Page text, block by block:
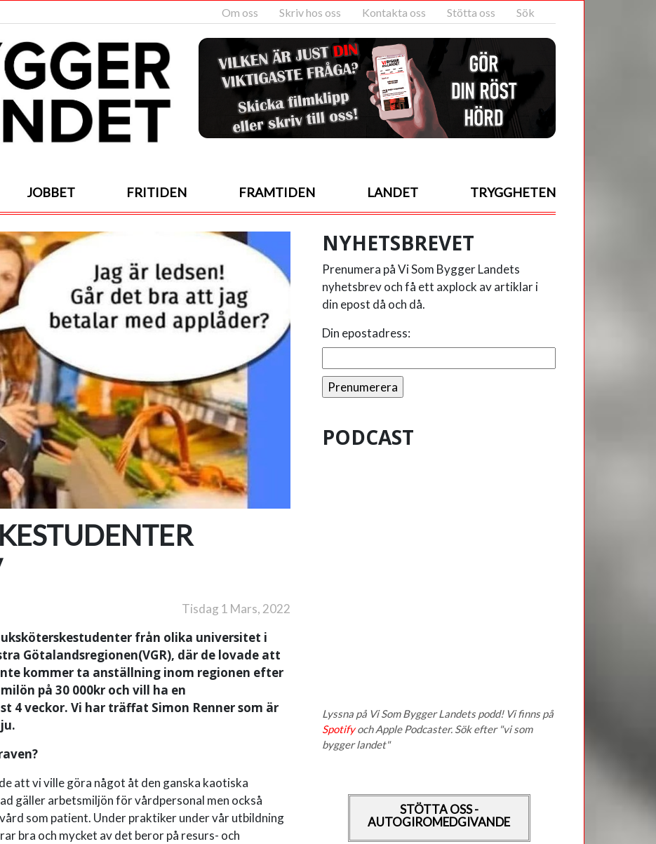
Om oss Skriv hos oss Kontakta oss Stötta oss Sök
JOBBET FRITIDEN FRAMTIDEN LANDET TRYGGHETEN
Tisdag 1 Mars, 2022
från olika universitet i
Götalandsregionen(VGR), där de lovade att
kommer ta anställning inom regionen efter
på 30 000kr och vill ha en
4 veckor. Vi har träffat Simon Renner som är
att vi ville göra något åt den ganska kaotiska
gäller arbetsmiljön för vårdpersonal men också
som patient. Under praktiker under vår utbildning
bra och mycket av det beror på resurs- och
NYHETSBREVET
Prenumera på Vi Som Bygger Landets
nyhetsbrev och få ett axplock av artiklar i
din epost då och då.
Din epostadress:
PODCAST
Lyssna på Vi Som Bygger Landets podd! Vi finns på
Spotifyoch Apple Podcaster. Sök efter "vi som
bygger landet"
STÖTTA OSS -
AUTOGIROMEDGIVANDE